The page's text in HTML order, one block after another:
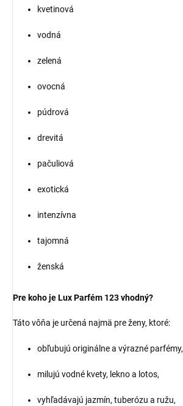
kvetinová
vodná
zelená
ovocná
púdrová
drevitá
pačuliová
exotická
intenzívna
tajomná
ženská
Pre koho je Lux Parfém 123 vhodný?
Táto vôňa je určená najmä pre ženy, ktoré:
obľubujú originálne a výrazné parfémy,
milujú vodné kvety, lekno a lotos,
vyhľadávajú jazmín, tuberózu a ružu,